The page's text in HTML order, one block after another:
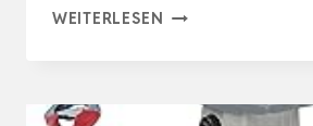
WEITERLESEN IKRA
WALZENHÄCKSLER